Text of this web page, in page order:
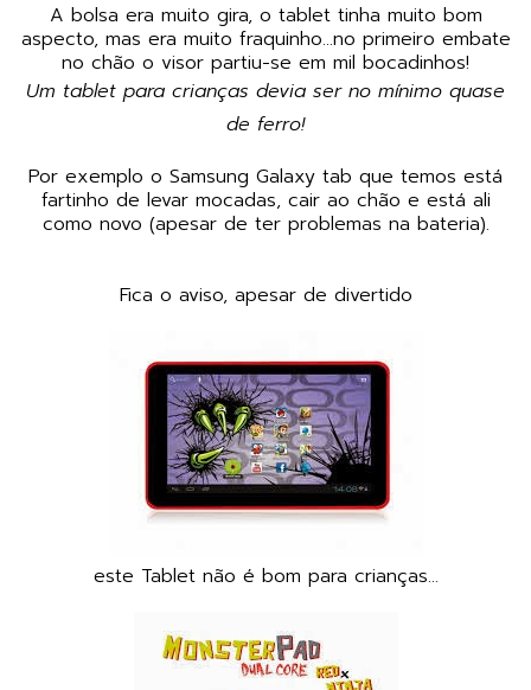
A bolsa era muito gira, o tablet tinha muito bom
aspecto, mas era muito fraquinho...no primeiro embate
no chão o visor partiu-se em mil bocadinhos!
Um tablet para crianças devia ser no mínimo quase
de ferro!
Por exemplo o Samsung Galaxy tab que temos está
fartinho de levar mocadas, cair ao chão e está ali
como novo (apesar de ter problemas na bateria).
Fica o aviso, apesar de divertido
este Tablet não é bom para crianças...